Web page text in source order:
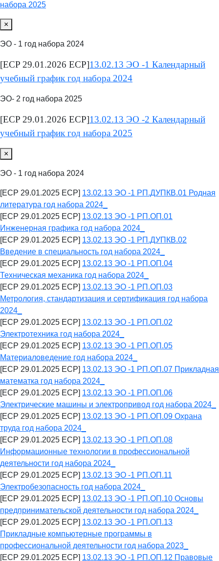
набора 2025
×
ЭО - 1 год набора 2024
[ECP 29.01.2026 ECP]13.02.13 ЭО -1 Календарный
учебный график год набора 2024
ЭО- 2 год набора 2025
[ECP 29.01.2026 ECP]13.02.13 ЭО -2 Календарный
учебный график год набора 2025
×
ЭО - 1 год набора 2024
[ECP 29.01.2025 ECP] 13.02.13 ЭО -1 РП.ДУПКВ.01 Родная
литература год набора 2024_
[ECP 29.01.2025 ECP] 13.02.13 ЭО -1 РП.ОП.01
Инженерная графика год набора 2024_
[ECP 29.01.2025 ECP] 13.02.13 ЭО -1 РП.ДУПКВ.02
Введение в специальность год набора 2024_
[ECP 29.01.2025 ECP] 13.02.13 ЭО -1 РП.ОП.04
Техническая механика год набора 2024_
[ECP 29.01.2025 ECP] 13.02.13 ЭО -1 РП.ОП.03
Метрология, стандартизация и сертификация год набора
2024_
[ECP 29.01.2025 ECP] 13.02.13 ЭО -1 РП.ОП.02
Электротехника год набора 2024_
[ECP 29.01.2025 ECP] 13.02.13 ЭО -1 РП.ОП.05
Материаловедение год набора 2024_
[ECP 29.01.2025 ECP] 13.02.13 ЭО -1 РП.ОП.07 Прикладная
математка год набора 2024_
[ECP 29.01.2025 ECP] 13.02.13 ЭО -1 РП.ОП.06
Электрические машины и электропривод год набора 2024_
[ECP 29.01.2025 ECP] 13.02.13 ЭО -1 РП.ОП.09 Охрана
труда год набора 2024_
[ECP 29.01.2025 ECP] 13.02.13 ЭО -1 РП.ОП.08
Информационные технологии в профессиональной
деятельности год набора 2024_
[ECP 29.01.2025 ECP] 13.02.13 ЭО -1 РП.ОП.11
Электробезопасность год набора 2024_
[ECP 29.01.2025 ECP] 13.02.13 ЭО -1 РП.ОП.10 Основы
предпринимательской деятельности год набора 2024_
[ECP 29.01.2025 ECP] 13.02.13 ЭО -1 РП.ОП.13
Прикладные компьютерные программы в
профессиональной деятельности год набора 2023_
[ECP 29.01.2025 ECP] 13.02.13 ЭО -1 РП.ОП.12 Правовые